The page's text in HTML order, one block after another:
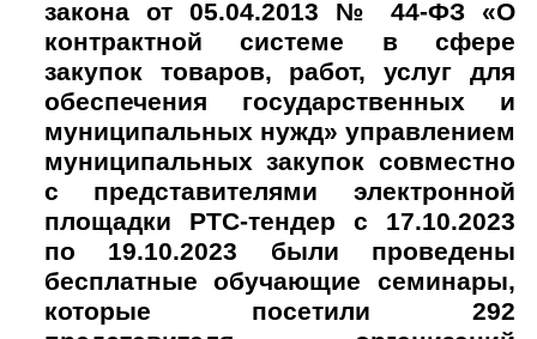
закона от 05.04.2013 № 44-ФЗ «О
контрактной системе в сфере
закупок товаров, работ, услуг для
обеспечения государственных и
муниципальных нужд» управлением
муниципальных закупок совместно
с представителями электронной
площадки РТС-тендер с 17.10.2023
по 19.10.2023 были проведены
бесплатные обучающие семинары,
которые посетили 292